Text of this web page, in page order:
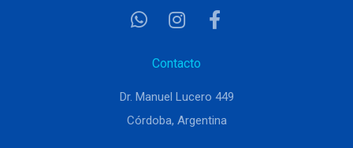
Contacto
Dr. Manuel Lucero 449
Córdoba, Argentina